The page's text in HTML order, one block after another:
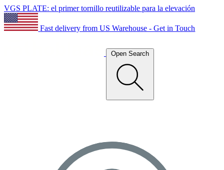
VGS PLATE: el primer tornillo reutilizable para la elevación
Fast delivery from US Warehouse - Get in Touch
Open Search